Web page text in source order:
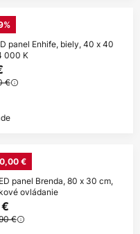
panel Enhife, biely, 40 x 40
000 K
€
€
panel Brenda, 80 x 30 cm,
ovládanie
€